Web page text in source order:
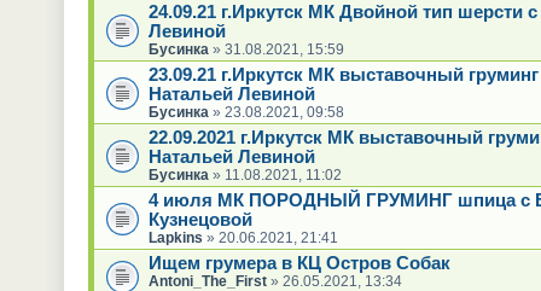
24.09.21 г.Иркутск МК Двойной тип шерсти
Левиной
Бусинка » 31.08.2021, 15:59
23.09.21 г.Иркутск МК выставочный груминг
Натальей Левиной
Бусинка » 23.08.2021, 09:58
22.09.2021 г.Иркутск МК выставочный
Натальей Левиной
Бусинка » 11.08.2021, 11:02
4 июля МК ПОРОДНЫЙ ГРУМИНГ шпица с
Кузнецовой
Lapkins » 20.06.2021, 21:41
Ищем грумера в КЦ Остров Собак
Antoni_The_First» 26.05.2021, 13:34